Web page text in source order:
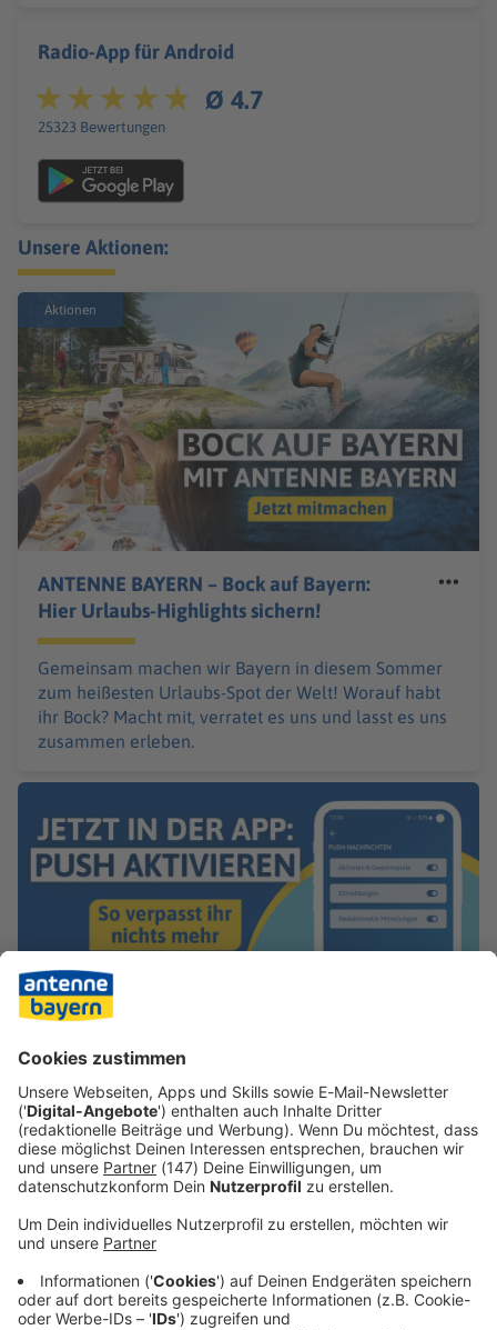
Radio-App für Android
Ø 4.7
25323 Bewertungen
Unsere Aktionen:
Aktionen
ANTENNE BAYERN – Bock auf Bayern:
Hier Urlaubs-Highlights sichern!
Gemeinsam machen wir Bayern in diesem Sommer
zum heißesten Urlaubs-Spot der Welt! Worauf habt
ihr Bock? Macht mit, verratet es uns und lasst es uns
zusammen erleben.
Jetzt Push aktivieren